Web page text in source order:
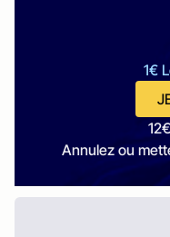
1€
Annulez ou